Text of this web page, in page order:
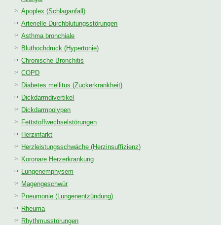
Apoplex (Schlaganfall)
Arterielle Durchblutungsstörungen
Asthma bronchiale
Bluthochdruck (Hypertonie)
Chronische Bronchitis
COPD
Diabetes mellitus (Zuckerkrankheit)
Dickdarmdivertikel
Dickdarmpolypen
Fettstoffwechselstörungen
Herzinfarkt
Herzleistungsschwäche (Herzinsuffizienz)
Koronare Herzerkrankung
Lungenemphysem
Magengeschwür
Pneumonie (Lungenentzündung)
Rheuma
Rhythmusstörungen